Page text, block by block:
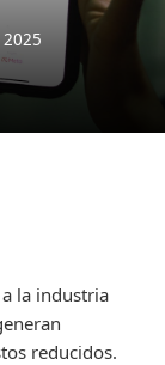
la industria
reducidos.